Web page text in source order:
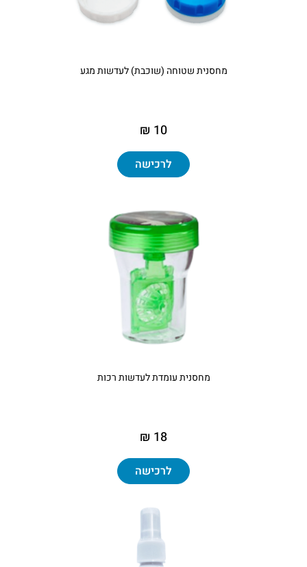
מחסנית שטוחה (שוכבת) לעדשות מגע
10 ₪
לרכישה
מחסנית עומדת לעדשות רכות
18 ₪
לרכישה